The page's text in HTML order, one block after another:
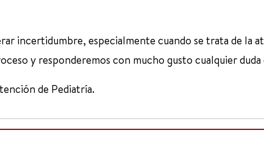
incertidumbre, especialmente cuando se trata de la
y responderemos con mucho gusto cualquier duda
de Pediatría.